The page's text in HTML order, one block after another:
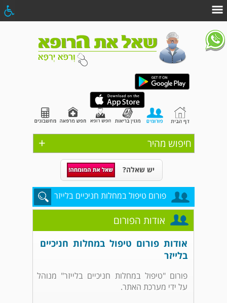
+ חיפוש מהיר
יש שאלה?
פורום טיפול במחלות חניכיים בלייזר
אודות הפורום
אודות פורום טיפול במחלות חניכיים
בלייזר
פורום "טיפול במחלות חניכיים בלייזר" מנוהל
על ידי מערכת האתר.